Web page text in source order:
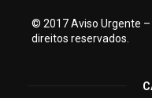
© 2017 Aviso Urgente
direitos reservados.